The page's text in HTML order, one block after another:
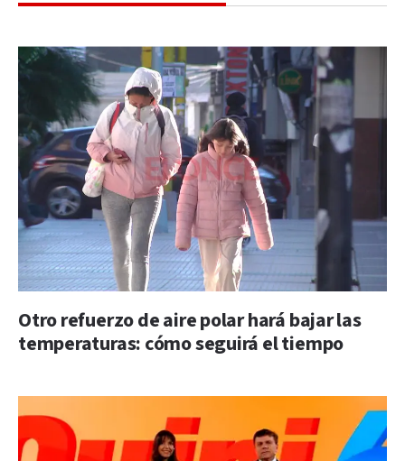
Otro refuerzo de aire polar hará bajar las
temperaturas: cómo seguirá el tiempo